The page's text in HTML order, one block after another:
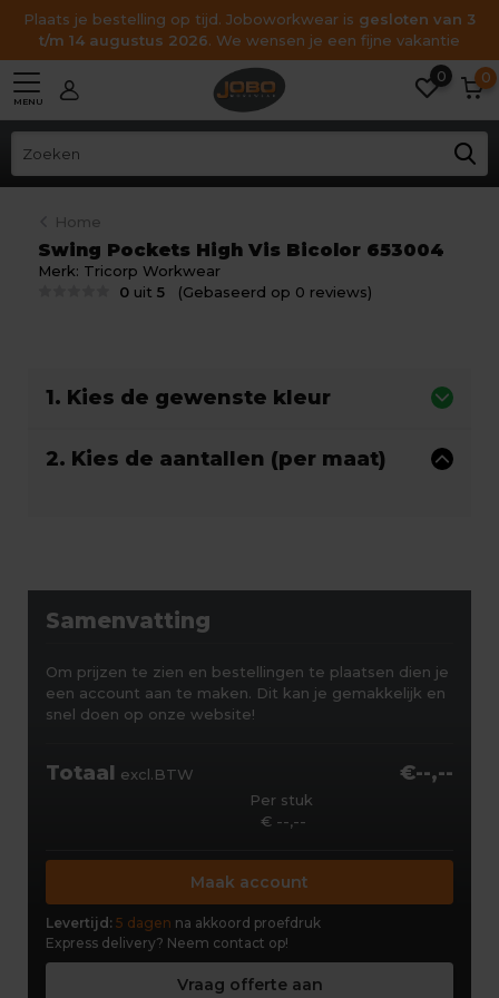
Plaats je bestelling op tijd. Joboworkwear is gesloten van 3
t/m 14 augustus 2026. We wensen je een fijne vakantie
MENU
0 0
Home
Swing Pockets High Vis Bicolor 653004
Merk: Tricorp Workwear
0 uit5 (Gebaseerd op 0 reviews)
1. Kies de gewenste kleur
2. Kies de aantallen (per maat)
Samenvatting
Om prijzen te zien en bestellingen te plaatsen dien je
een account aan te maken. Dit kan je gemakkelijk en
snel doen op onze website!
Totaal excl.BTW €--,--
Per stuk
€ --,--
Maak account
Levertijd: 5 dagen na akkoord proefdruk
Express delivery? Neem contact op!
Vraag offerte aan